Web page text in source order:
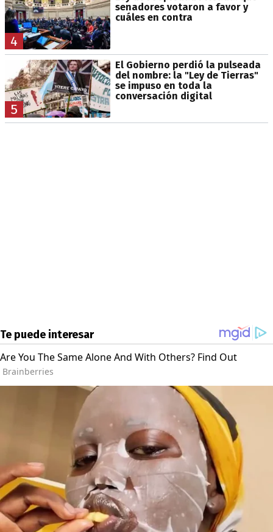
4
senadores votaron a favor y
cuáles en contra
5
El Gobierno perdió la pulseada
del nombre: la "Ley de Tierras"
se impuso en toda la
conversación digital